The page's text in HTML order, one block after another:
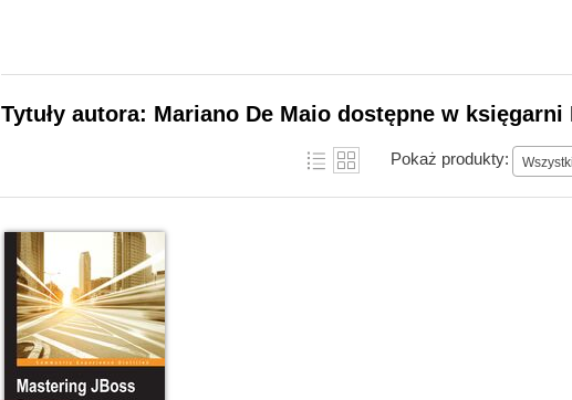
Tytuły autora: Mariano De Maio dostępne w księgarni
Pokaż produkty: